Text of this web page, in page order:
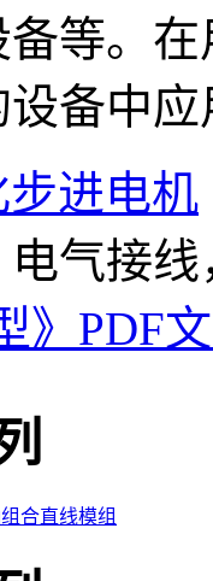
等。
备中
步进电机
气接
》PDF
合直线模组